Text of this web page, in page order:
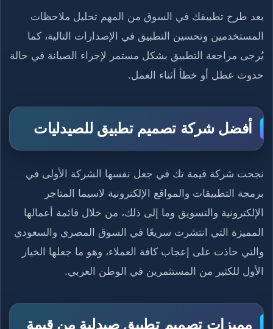
بعد طرح تطبيقك في السوق من المهم تحليل ملاحظات
المستخدمين وتحسين التطبيق في الإصدارات التالية، كما
يُرجى مراجعة التطبيق بشكل مستمر لإجراء الصيانة في حالة
حدوث عطل أو خطأ أثناء العمل.
أفضل شركة تصميم تطبيق للصيدليات
نجحت شركة قيمة تك في جعل نفسها الشركة الأولى في
برمجة التطبيقات والمواقع الإلكترونية لاسيما المتاجر
الإلكترونية والتسويق وما إلى ذلك، من خلال قائمة أعمالها
المميزة التي انتشرت سريعًا في السوق المصري والسعودي
والتي حاذت على إعجاب كافة العملاء، وهو ما جعلها الخيار
الأول للكثير من المستثمرين في الوطن العربي.
مميزات تصميم تطبيق صيدلية من قيمة